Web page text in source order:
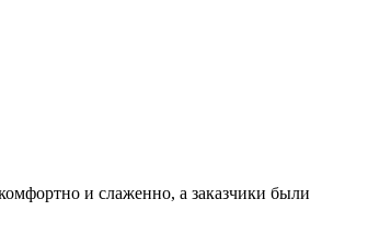
и слаженно, а заказчики были